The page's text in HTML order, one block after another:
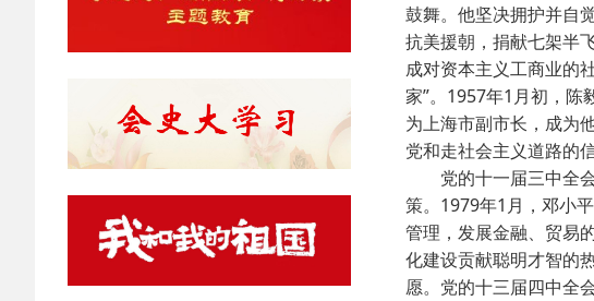
鼓舞。他坚决拥护并自
抗美援朝，捐献七架半
成对资本主义工商业的
家”。1957年1月初，陈
为上海市副市长，成为
党和走社会主义道路的
党的十一届三中全会
策。1979年1月，邓小
管理，发展金融、贸易
化建设贡献聪明才智的
愿。党的十三届四中全